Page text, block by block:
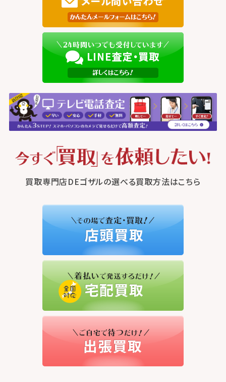
買取専門店DEゴザルの選べる買取方法はこちら